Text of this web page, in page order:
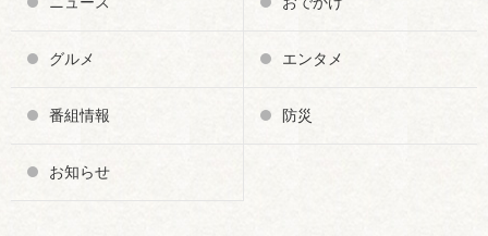
グルメ エンタメ
番組情報 防災
お知らせ